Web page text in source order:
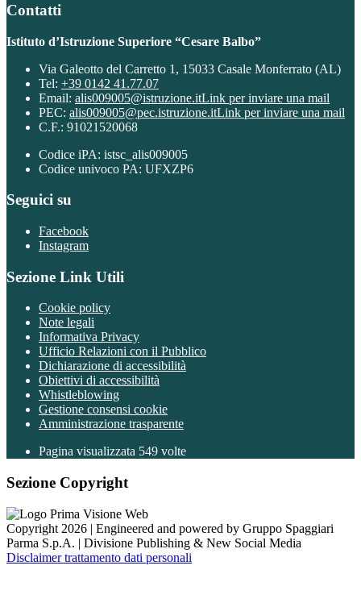
Contatti
Istituto d’Istruzione Superiore “Cesare Balbo”
Via Galeotto del Carretto 1, 15033 Casale Monferrato (AL)
Tel: +39 0142 41.77.07
Email: alis009005@istruzione.itLink per inviare una mail
PEC: alis009005@pec.istruzione.itLink per inviare una mail
C.F.: 91021520068
Codice iPA: istsc_alis009005
Codice univoco PA: UFXZP6
Seguici su
Facebook
Instagram
Sezione Link Utili
Cookie policy
Note legali
Informativa Privacy
Ufficio Relazioni con il Pubblico
Dichiarazione di accessibilità
Obiettivi di accessibilità
Whistleblowing
Gestione consensi cookie
Amministrazione trasparente
Pagina visualizzata 549 volte
Sezione Copyright
Copyright 2026 | Engineered and powered by Gruppo Spaggiari
Parma S.p.A. | Divisione Publishing & New Social Media
Disclaimer trattamento dati personali